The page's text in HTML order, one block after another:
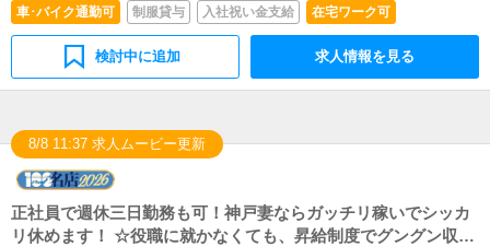
車･バイク通勤可
制服貸与 入社祝い金支給 在宅ワーク可
検討中に追加 求人情報を見る
8/8 11:37 求人ムービー更新
正社員で週休三日勤務も可！神戸妻ならガッチリ稼いでシッカ
リ休めます！ ☆役職に就かなくても、昇給制度でグングン収入